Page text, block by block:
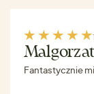
Fantastycznie